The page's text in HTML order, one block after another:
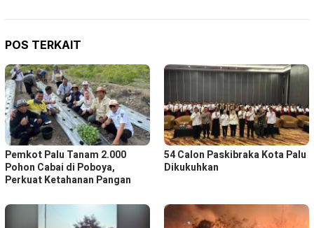
POS TERKAIT
Pemkot Palu Tanam 2.000
Pohon Cabai di Poboya,
Perkuat Ketahanan Pangan
54 Calon Paskibraka Kota Palu
Dikukuhkan